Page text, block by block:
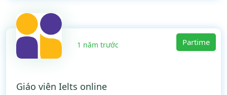
1 năm trước Partime
Giáo viên Ielts online